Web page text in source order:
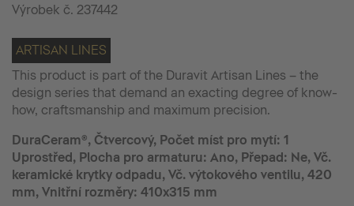
Výrobek č. 237442
ARTISAN LINES
This product is part of the Duravit Artisan Lines – the
design series that demand an exacting degree of know-
how, craftsmanship and maximum precision.
DuraCeram®, Čtvercový, Počet míst pro mytí: 1
Uprostřed, Plocha pro armaturu: Ano, Přepad: Ne, Vč.
keramické krytky odpadu, Vč. výtokového ventilu, 420
mm, Vnitřní rozměry: 410x315 mm